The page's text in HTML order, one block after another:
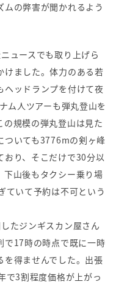
ムの弊害が聞かれるよう
ュースでも取り上げら
けました。体力のある若
ヘッドランプを付けて夜
ム人ツアーも弾丸登山を
規模の弾丸登山は見た
ついても3776mの剣ヶ峰
おり、そこだけで30分以
下山後もタクシー乗り場
ていて予約は不可という
たジンギスカン屋さん
で17時の時点で既に一時
を得ませんでした。出張
で3割程度価格が上がっ